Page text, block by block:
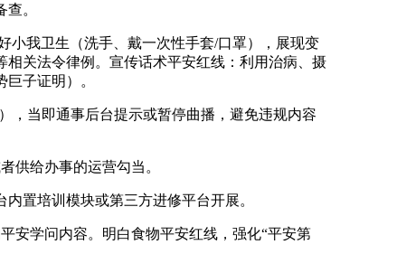
。
我卫生（洗手、戴一次性手套/口罩），展现变
关法令律例。宣传话术平安红线：利用治病、摄
子证明）。
当即通事后台提示或暂停曲播，避免违规内容
给办事的运营勾当。
置培训模块或第三方进修平台开展。
学问内容。明白食物平安红线，强化“平安第